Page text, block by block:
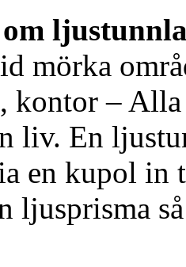
mörka
kontor – Alla
liv. En
en kupol in
ljusprisma